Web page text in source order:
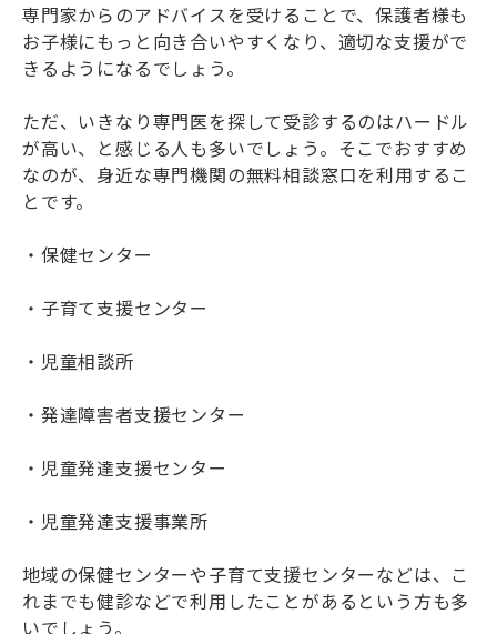
専門家からのアドバイスを受けることで、保護者様も
お子様にもっと向き合いやすくなり、適切な支援がで
きるようになるでしょう。
ただ、いきなり専門医を探して受診するのはハードル
が高い、と感じる人も多いでしょう。そこでおすすめ
なのが、身近な専門機関の無料相談窓口を利用するこ
とです。
・保健センター
・子育て支援センター
・児童相談所
・発達障害者支援センター
・児童発達支援センター
・児童発達支援事業所
地域の保健センターや子育て支援センターなどは、こ
れまでも健診などで利用したことがあるという方も多
いでしょう。